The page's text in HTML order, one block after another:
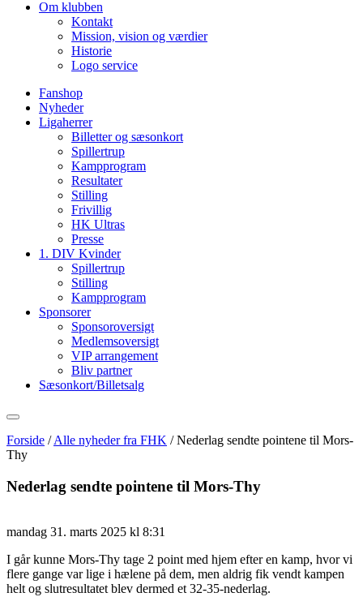
Om klubben
Kontakt
Mission, vision og værdier
Historie
Logo service
Fanshop
Nyheder
Ligaherrer
Billetter og sæsonkort
Spillertrup
Kampprogram
Resultater
Stilling
Frivillig
HK Ultras
Presse
1. DIV Kvinder
Spillertrup
Stilling
Kampprogram
Sponsorer
Sponsoroversigt
Medlemsoversigt
VIP arrangement
Bliv partner
Sæsonkort/Billetsalg
Forside /Alle nyheder fra FHK /Nederlag sendte pointene til Mors-
Thy
Nederlag sendte pointene til Mors-Thy
mandag 31. marts 2025 kl 8:31
I går kunne Mors-Thy tage 2 point med hjem efter en kamp, hvor vi
flere gange var lige i hælene på dem, men aldrig fik vendt kampen
helt og slutresultatet blev dermed et 32-35-nederlag.